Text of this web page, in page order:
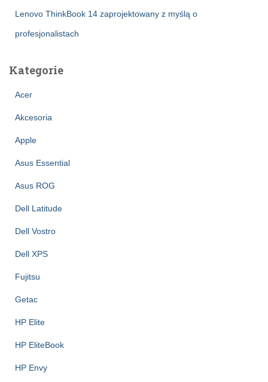
Lenovo ThinkBook 14 zaprojektowany z myślą o
profesjonalistach
Kategorie
Acer
Akcesoria
Apple
Asus Essential
Asus ROG
Dell Latitude
Dell Vostro
Dell XPS
Fujitsu
Getac
HP Elite
HP EliteBook
HP Envy